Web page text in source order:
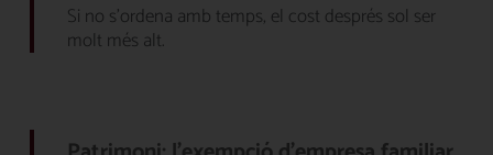
Si no s’ordena amb temps, el cost després sol ser
molt més alt.